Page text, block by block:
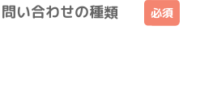
問い合わせの種類